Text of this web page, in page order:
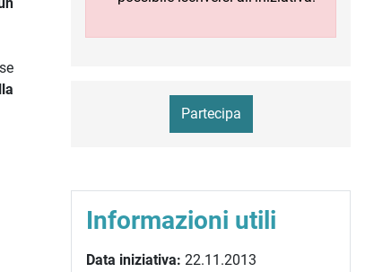
Partecipa
Informazioni utili
Data iniziativa: 22.11.2013